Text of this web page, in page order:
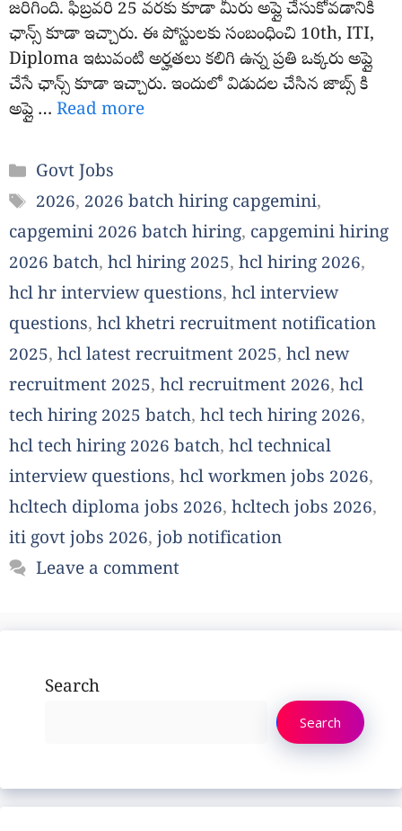
జరిగింది. ఫిబ్రవరి 25 వరకు కూడా మీరు అప్లై చేసుకోవడానికి
ఛాన్స్ కూడా ఇచ్చారు. ఈ పోస్టులకు సంబంధించి 10th, ITI,
Diploma ఇటువంటి అర్హతలు కలిగి ఉన్న ప్రతి ఒక్కరు అప్లై
చేసే ఛాన్స్ కూడా ఇచ్చారు. ఇందులో విడుదల చేసిన జాబ్స్ కి
అప్లై … Read more
Categories
Govt Jobs
Tags
2026, 2026 batch hiring capgemini,
capgemini 2026 batch hiring, capgemini hiring
2026 batch, hcl hiring 2025, hcl hiring 2026,
hcl hr interview questions, hcl interview
questions, hcl khetri recruitment notification
2025, hcl latest recruitment 2025, hcl new
recruitment 2025, hcl recruitment 2026, hcl
tech hiring 2025 batch, hcl tech hiring 2026,
hcl tech hiring 2026 batch, hcl technical
interview questions, hcl workmen jobs 2026,
hcltech diploma jobs 2026, hcltech jobs 2026,
iti govt jobs 2026, job notification
Leave a comment
Search
Search